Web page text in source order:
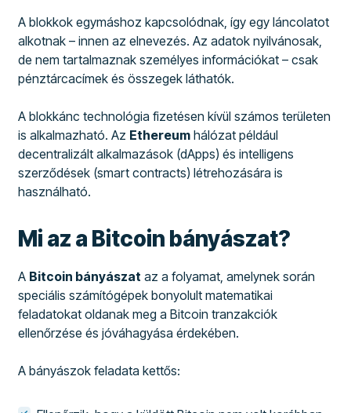
A blokkok egymáshoz kapcsolódnak, így egy láncolatot
alkotnak – innen az elnevezés. Az adatok nyilvánosak,
de nem tartalmaznak személyes információkat – csak
pénztárcacímek és összegek láthatók.
A blokkánc technológia fizetésen kívül számos területen
is alkalmazható. Az Ethereum hálózat például
decentralizált alkalmazások (dApps) és intelligens
szerződések (smart contracts) létrehozására is
használható.
Mi az a Bitcoin bányászat?
A Bitcoin bányászat az a folyamat, amelynek során
speciális számítógépek bonyolult matematikai
feladatokat oldanak meg a Bitcoin tranzakciók
ellenőrzése és jóváhagyása érdekében.
A bányászok feladata kettős: